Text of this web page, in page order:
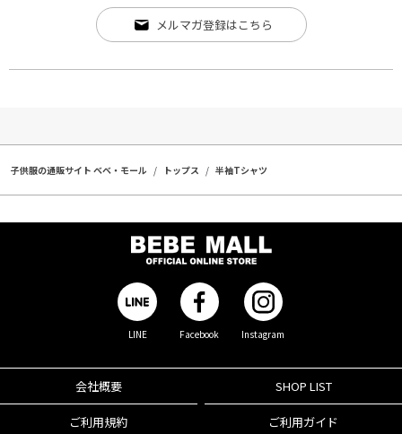
メルマガ登録はこちら
子供服の通販サイト ベベ・モール トップス 半袖Tシャツ
LINE Facebook Instagram
会社概要 SHOP LIST
ご利用規約 ご利用ガイド